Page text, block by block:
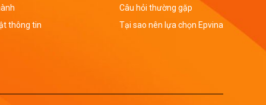
ty, số điện thoại, lĩnh vực kinh doanh, logo
cho đối tác – khách hàng có thể lưu giữ được
thông tin
Câu hỏi thường gặp
Tại sao nên lựa chọn Epvina